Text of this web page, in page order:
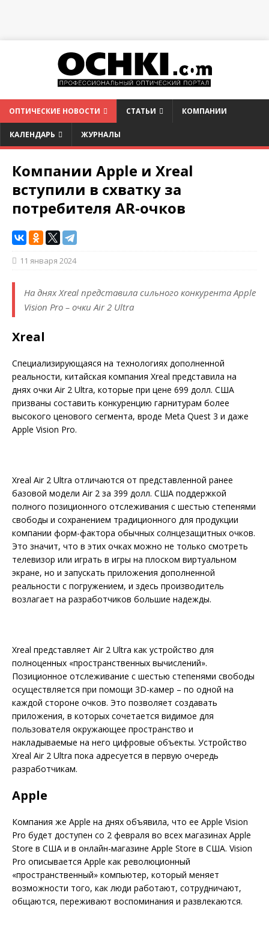
ОПТИЧЕСКИЕ НОВОСТИ СТАТЬИ КОМПАНИИ
КАЛЕНДАРЬ ЖУРНАЛЫ
Компании Apple и Xreal
вступили в схватку за
потребителя AR-очков
11 января 2024
На днях Xreal представила сильного конкурента Apple
Vision Pro – очки Air 2 Ultra
Xreal
Специализирующаяся на технологиях дополненной
реальности, китайская компания Xreal представила на
днях очки Air 2 Ultra, которые при цене 699 долл. США
призваны составить конкуренцию гарнитурам более
высокого ценового сегмента, вроде Meta Quest 3 и даже
Apple Vision Pro.
Xreal Air 2 Ultra отличаются от представленной ранее
базовой модели Air 2 за 399 долл. США поддержкой
полного позиционного отслеживания с шестью степенями
свободы и сохранением традиционного для продукции
компании форм-фактора обычных солнцезащитных очков.
Это значит, что в этих очках можно не только смотреть
телевизор или играть в игры на плоском виртуальном
экране, но и запускать приложения дополненной
реальности с погружением, и здесь производитель
возлагает на разработчиков большие надежды.
Xreal представляет Air 2 Ultra как устройство для
полноценных «пространственных вычислений».
Позиционное отслеживание с шестью степенями свободы
осуществляется при помощи 3D-камер – по одной на
каждой стороне очков. Это позволяет создавать
приложения, в которых сочетается видимое для
пользователя окружающее пространство и
накладываемые на него цифровые объекты. Устройство
Xreal Air 2 Ultra пока адресуется в первую очередь
разработчикам.
Apple
Компания же Apple на днях объявила, что ее Apple Vision
Pro будет доступен со 2 февраля во всех магазинах Apple
Store в США и в онлайн-магазине Apple Store в США. Vision
Pro описывается Apple как революционный
«пространственный» компьютер, который меняет
возможности того, как люди работают, сотрудничают,
общаются, переживают воспоминания и развлекаются.